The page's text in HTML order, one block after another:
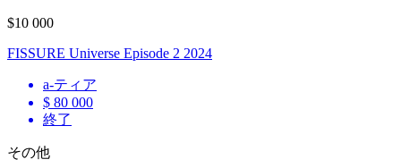
$10 000
FISSURE Universe Episode 2 2024
a-ティア
$ 80 000
終了
その他